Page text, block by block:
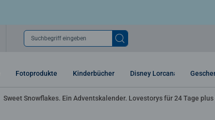
Suchbegriff eingeben
Fotoprodukte Kinderbücher Disney Lorcana
Sweet Snowflakes. Ein Adventskalender. Lovestorys für 24 Tage plus